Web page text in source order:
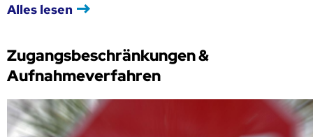
Alles lesen
Zugangsbeschränkungen &
Aufnahmeverfahren